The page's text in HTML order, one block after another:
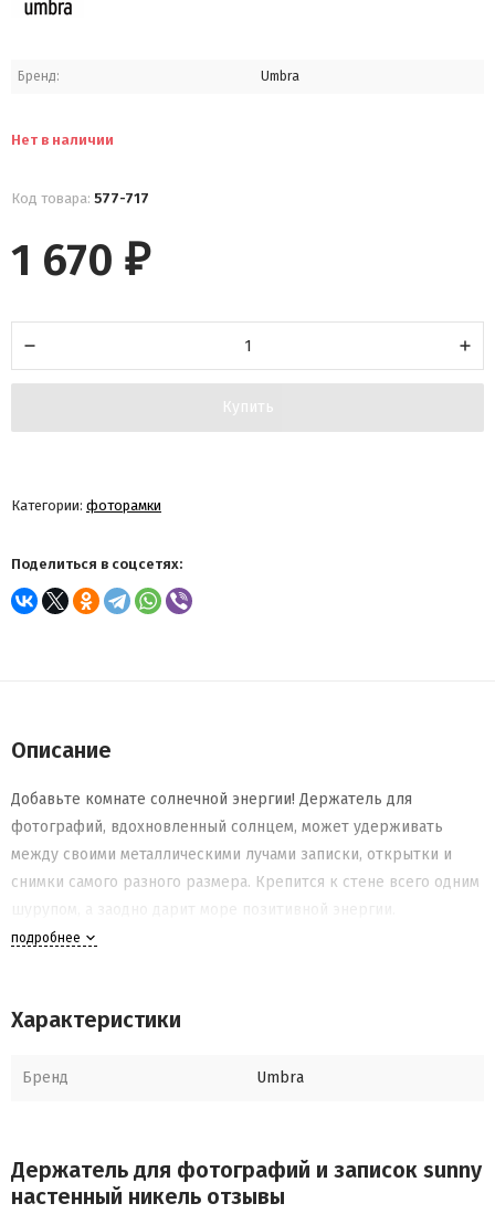
Бренд: Umbra
Нет в наличии
Код товара: 577-717
1 670 ₽
Купить
Категории: фоторамки
Поделиться в соцсетях:
Описание
Добавьте комнате солнечной энергии! Держатель для
фотографий, вдохновленный солнцем, может удерживать
между своими металлическими лучами записки, открытки и
снимки самого разного размера. Крепится к стене всего одним
шурупом, а заодно дарит море позитивной энергии.
подробнее
Характеристики
Бренд Umbra
Держатель для фотографий и записок sunny
настенный никель отзывы